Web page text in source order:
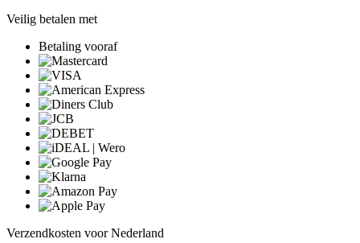
Veilig betalen met
Betaling vooraf
Verzendkosten voor Nederland